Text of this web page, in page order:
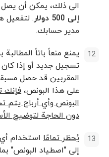
الى ذلك، يمكن أن يصل
إلى 500 دولار
. لتفعيل
مدير حسابك.
يمنع منعاً باتاً
تسجيل جديد أو إذا كان
المقربين قد حصل
على هذا البونص، فإنك
البونص وأي أرباح يتم
دون الحاجة لتوضيح
يُحظر تمامًا استخدام
إلى "اصطياد البونص"